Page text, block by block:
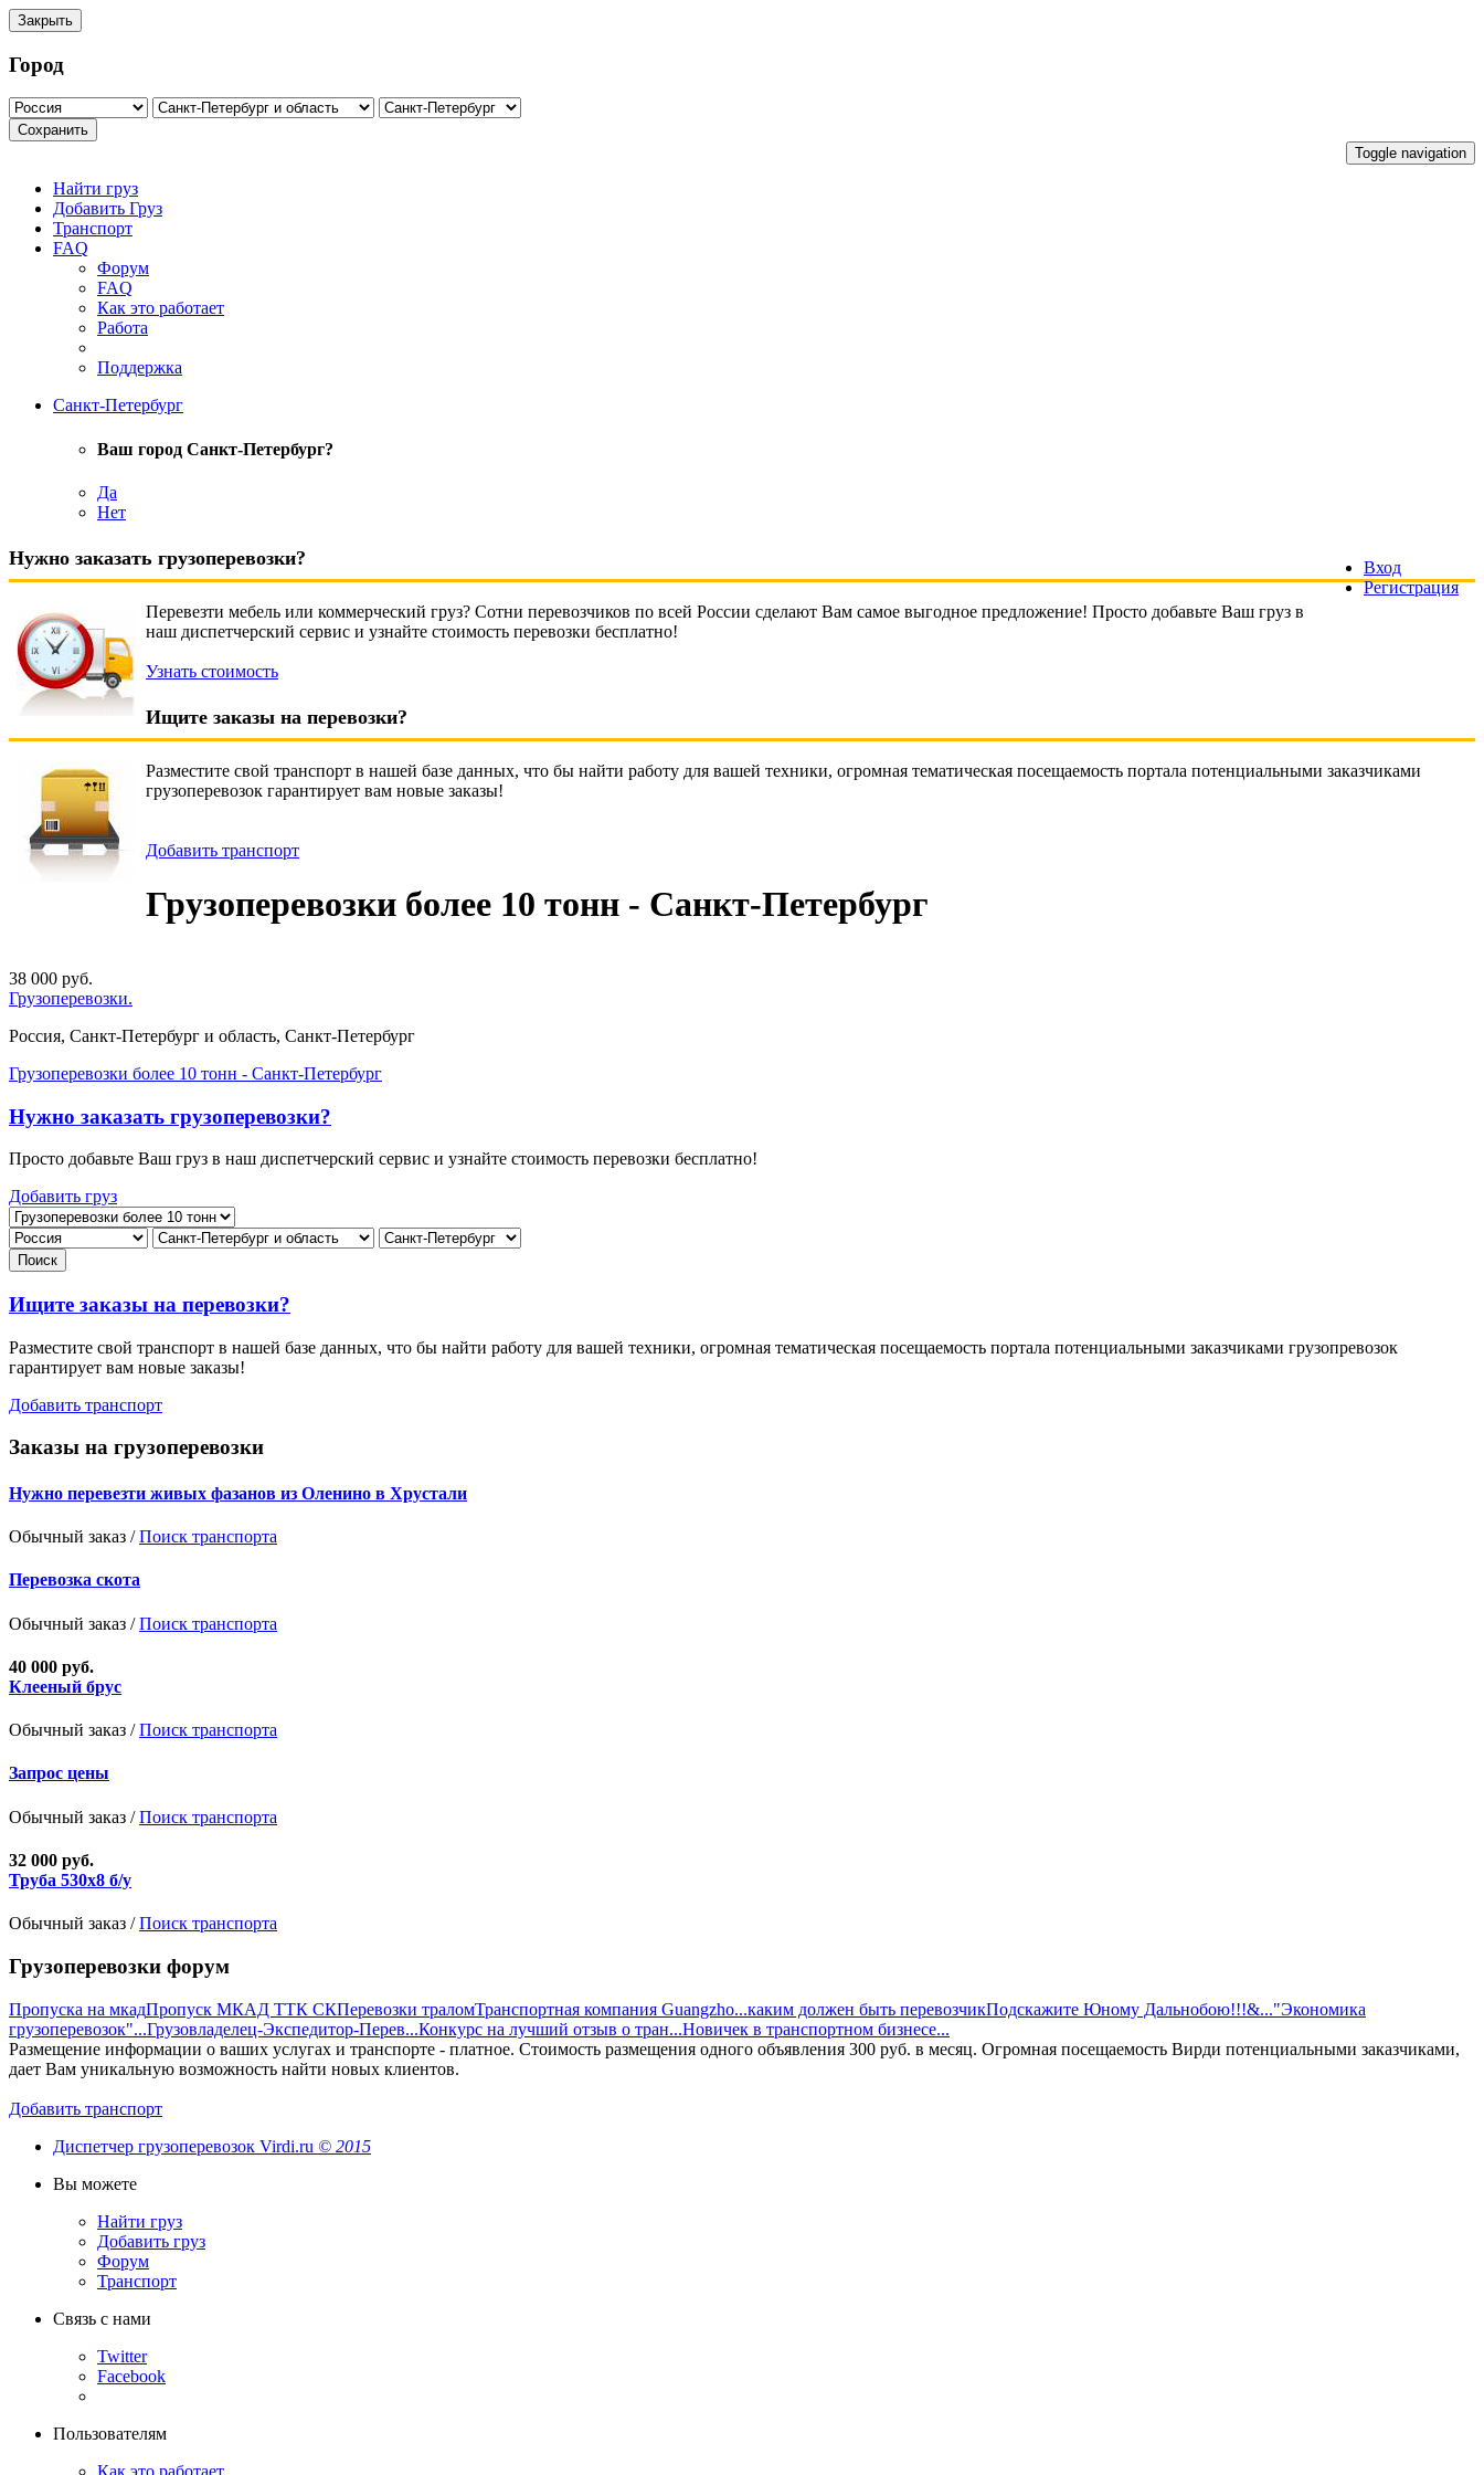
Закрыть
Город
Сохранить
Toggle navigation
Найти груз
Добавить Груз
Транспорт
FAQ
Форум
FAQ
Как это работает
Работа
Поддержка
Санкт-Петербург
Ваш город Санкт-Петербург?
Да
Нет
Вход
Регистрация
Нужно заказать грузоперевозки?
Перевезти мебель или коммерческий груз? Сотни перевозчиков по всей России сделают Вам самое выгодное предложение! Просто добавьте Ваш груз в
наш диспетчерский сервис и узнайте стоимость перевозки бесплатно!
Узнать стоимость
Ищите заказы на перевозки?
Разместите свой транспорт в нашей базе данных, что бы найти работу для вашей техники, огромная тематическая посещаемость портала потенциальными заказчиками
грузоперевозок гарантирует вам новые заказы!
Добавить транспорт
Грузоперевозки более 10 тонн - Санкт-Петербург
38 000 руб.
Грузоперевозки.
Россия, Санкт-Петербург и область, Санкт-Петербург
Грузоперевозки более 10 тонн - Санкт-Петербург
Нужно заказать грузоперевозки?
Просто добавьте Ваш груз в наш диспетчерский сервис и узнайте стоимость перевозки бесплатно!
Добавить груз
Ищите заказы на перевозки?
Разместите свой транспорт в нашей базе данных, что бы найти работу для вашей техники, огромная тематическая посещаемость портала потенциальными заказчиками грузопревозок
гарантирует вам новые заказы!
Добавить транспорт
Заказы на грузоперевозки
Нужно перевезти живых фазанов из Оленино в Хрустали
Обычный заказ /Поиск транспорта
Перевозка скота
Обычный заказ /Поиск транспорта
40 000 руб.
Клееный брус
Обычный заказ /Поиск транспорта
Запрос цены
Обычный заказ /Поиск транспорта
32 000 руб.
Труба 530х8 б/у
Обычный заказ /Поиск транспорта
Грузоперевозки форум
Пропуска на мкадПропуск МКАД ТТК СКПеревозки траломТранспортная компания Guangzho...каким должен быть перевозчикПодскажите Юному Дальнобою!!!&..."Экономика
грузоперевозок"...Грузовладелец-Экспедитор-Перев...Конкурс на лучший отзыв о тран...Новичек в транспортном бизнесе...
Размещение информации о ваших услугах и транспорте - платное. Стоимость размещения одного объявления 300 руб. в месяц. Огромная посещаемость Вирди потенциальными заказчиками,
дает Вам уникальную возможность найти новых клиентов.
Добавить транспорт
Диспетчер грузоперевозок Virdi.ru © 2015
Вы можете
Найти груз
Добавить груз
Форум
Транспорт
Связь с нами
Twitter
Facebook
Пользователям
Как это работает